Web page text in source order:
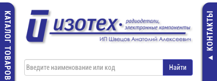
КАТАЛОГ ТОВАРОВ КОНТАКТЫ